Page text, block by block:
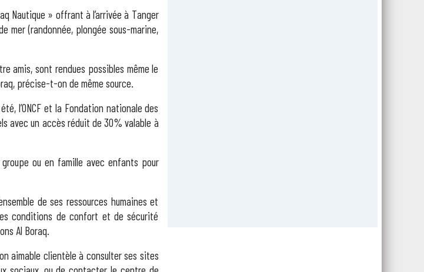
Nautique » offrant à l’arrivée à Tanger
(randonnée, plongée sous-marine,
amis, sont rendues possibles même le
précise-t-on de même source.
l’ONCF et la Fondation nationale des
avec un accès réduit de 30% valable à
ou en famille avec enfants pour
de ses ressources humaines et
conditions de confort et de sécurité
Al Boraq.
aimable clientèle à consulter ses sites